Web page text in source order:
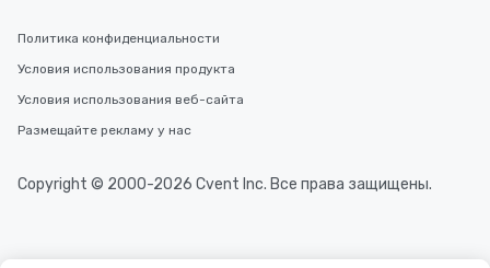
Политика конфиденциальности
Условия использования продукта
Условия использования веб-сайта
Размещайте рекламу у нас
Copyright © 2000-2026 Cvent Inc. Все права защищены.